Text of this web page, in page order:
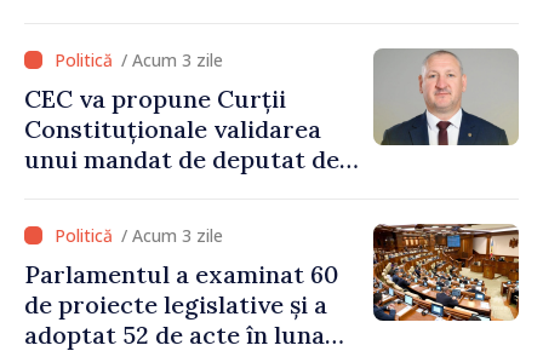
/ Acum 3 zile
CEC va propune Curții
Constituționale validarea
unui mandat de deputat de
/ Acum 3 zile
Parlamentul a examinat 60
de proiecte legislative și a
adoptat 52 de acte în luna